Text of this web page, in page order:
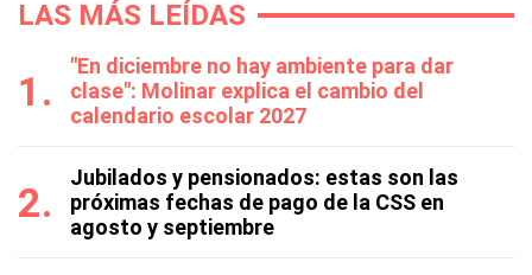
LAS MÁS LEÍDAS
"En diciembre no hay ambiente para dar
clase": Molinar explica el cambio del
calendario escolar 2027
Jubilados y pensionados: estas son las
próximas fechas de pago de la CSS en
agosto y septiembre